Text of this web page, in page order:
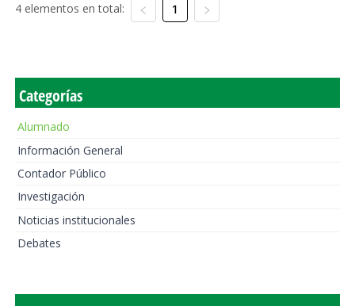
4 elementos en total: 1
Categorías
Alumnado
Información General
Contador Público
Investigación
Noticias institucionales
Debates